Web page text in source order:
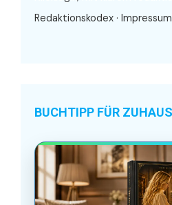
Redaktionskodex · Impressum
BUCHTIPP FÜR